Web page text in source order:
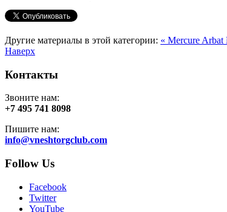
Другие материалы в этой категории: « Mercure Arbat
Наверх
Контакты
Звоните нам:
+7 495 741 8098
Пишите нам:
info@vneshtorgclub.com
Follow Us
Facebook
Twitter
YouTube